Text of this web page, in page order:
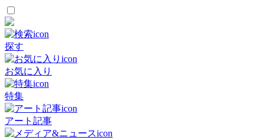
探す
お気に入り
特集
アート記事